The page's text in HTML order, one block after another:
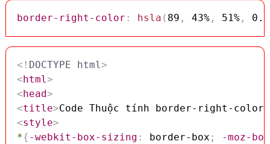
border-right-color : hsla ( 89 , 43%, 51%, 0.3
<! DOCTYPE html>
<html>
<head>
<title>Code Thuộc tính border-right-color
<style>
*{ -webkit-box-sizing : border-box ;
-moz-